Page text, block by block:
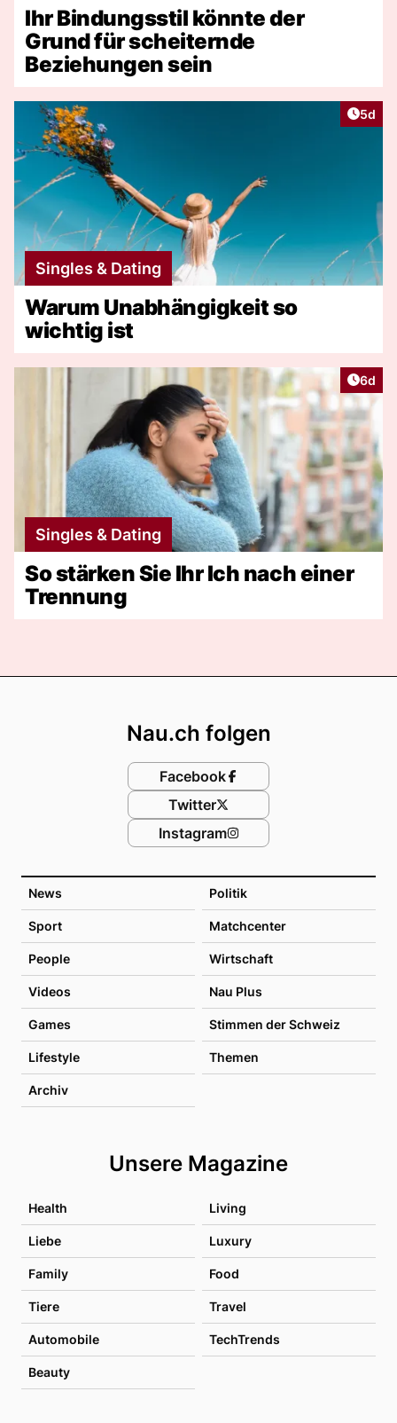
Ihr Bindungsstil könnte der
Grund für scheiternde
Beziehungen sein
5d
Singles & Dating
Warum Unabhängigkeit so
wichtig ist
6d
Singles & Dating
So stärken Sie Ihr Ich nach einer
Trennung
News Politik
Sport Matchcenter
People Wirtschaft
Videos Nau Plus
Games Stimmen der Schweiz
Lifestyle Themen
Archiv
Unsere Magazine
Health Living
Liebe Luxury
Family Food
Tiere Travel
Automobile TechTrends
Beauty
Nau.ch folgen
Facebook
Twitter
Instagram